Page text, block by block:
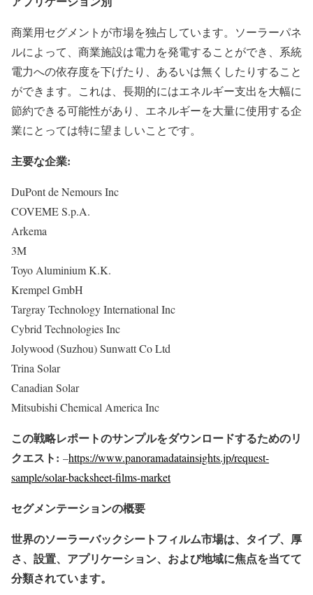
商業用セグメントが市場を独占しています。ソーラーパネ
ルによって、商業施設は電力を発電することができ、系統
電力への依存度を下げたり、あるいは無くしたりすること
ができます。これは、長期的にはエネルギー支出を大幅に
節約できる可能性があり、エネルギーを大量に使用する企
業にとっては特に望ましいことです。
主要な企業:
DuPont de Nemours Inc
COVEME S.p.A.
Arkema
3M
Toyo Aluminium K.K.
Krempel GmbH
Targray Technology International Inc
Cybrid Technologies Inc
Jolywood (Suzhou) Sunwatt Co Ltd
Trina Solar
Canadian Solar
Mitsubishi Chemical America Inc
この戦略レポートのサンプルをダウンロードするためのリ
クエスト: –https://www.panoramadatainsights.jp/request-
sample/solar-backsheet-films-market
セグメンテーションの概要
世界のソーラーバックシートフィルム市場は、タイプ、厚
さ、設置、アプリケーション、および地域に焦点を当てて
分類されています。